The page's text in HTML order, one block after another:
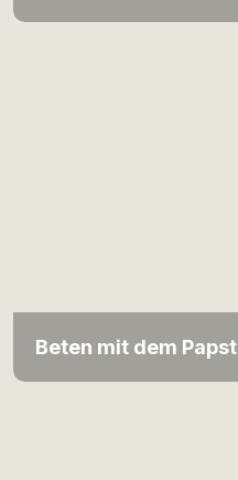
Beten mit dem Papst